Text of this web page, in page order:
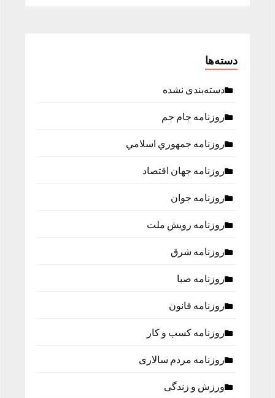
دسته‌ها
دسته‌بندی نشده
روزنامه جام جم
روزنامه جمهوري اسلامي
روزنامه جهان اقتصاد
روزنامه جوان
روزنامه رویش ملت
روزنامه شرق
روزنامه صبا
روزنامه قانون
روزنامه كسب و كار
روزنامه مردم سالاری
ورزش و زندگی